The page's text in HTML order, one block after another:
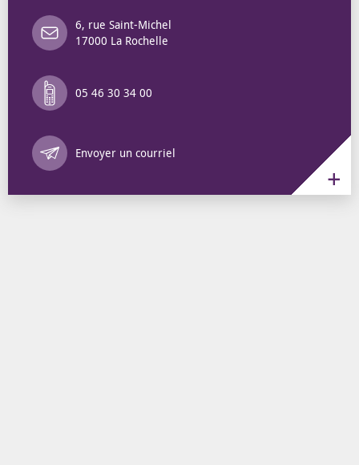
6, rue Saint-Michel
17000 La Rochelle
05 46 30 34 00
Envoyer un courriel
Annuaire